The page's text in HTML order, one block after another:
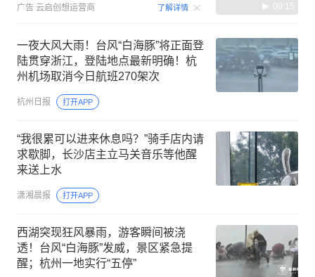
广告 云启创想运营商 了解详情 00:15
一夜大风大雨！台风“白海豚”将正面登
陆贯穿浙江，登陆地点最新明确！杭
州机场取消今日航班270架次
杭州日报 打开APP
“我很累可以进来休息吗？”骑手店内请
求歇脚，长沙店主立马关音乐等他醒
来送上水
潇湘晨报 打开APP
西湖突现狂风暴雨，游客瞬间被浇
透！台风“白海豚”发威，景区紧急提
醒；杭州一地实行“五停”